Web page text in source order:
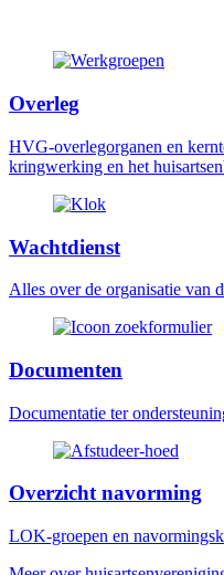
Overleg
HVG-overlegorganen en
kringwerking en het
Wachtdienst
Alles over de organisatie van
Documenten
Documentatie ter
Overzicht navorming
LOK-groepen en